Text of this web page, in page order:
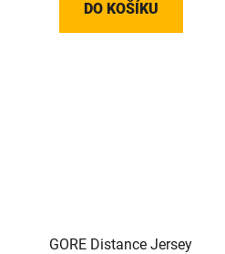
DO KOŠÍKU
GORE Distance Jersey